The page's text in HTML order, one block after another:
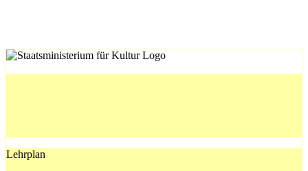
Lehrplan